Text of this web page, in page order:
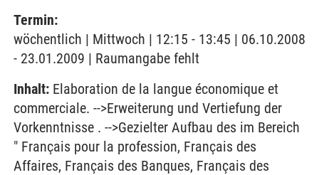
Termin:
wöchentlich | Mittwoch | 12:15 - 13:45 | 06.10.2008
- 23.01.2009 | Raumangabe fehlt
Inhalt: Elaboration de la langue économique et
commerciale. -->Erweiterung und Vertiefung der
Vorkenntnisse . -->Gezielter Aufbau des im Bereich
" Français pour la profession, Français des
Affaires, Français des Banques, Français des